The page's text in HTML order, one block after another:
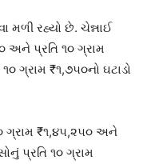
મળી રહ્યો છે. ચેન્નાઈ
અને પ્રતિ ૧૦ ગ્રામ
ગ્રામ ₹૧,૭૫૦નો ઘટાડો
ગ્રામ ₹૧,૪૫,૨૫૦ અને
પ્રતિ ૧૦ ગ્રામ